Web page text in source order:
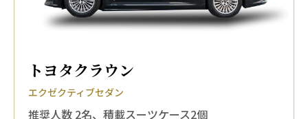
トヨタクラウン
エクゼクティブセダン
推奨人数 2名、積載スーツケース2個